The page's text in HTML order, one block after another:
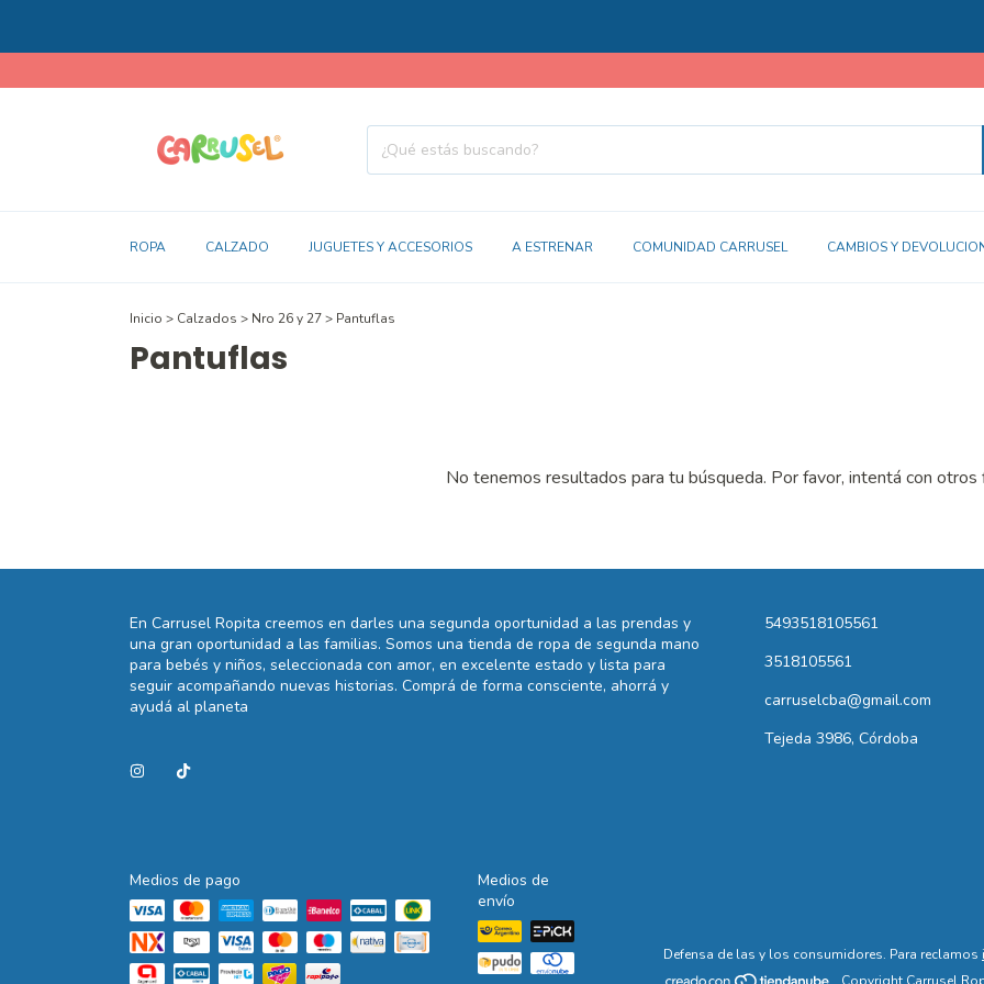
ROPA CALZADO JUGUETES Y ACCESORIOS A ESTRENAR COMUNIDAD CARRUSEL CAMBIOS Y
Inicio > Calzados > Nro 26 y 27> Pantuflas
Pantuflas
No tenemos resultados para tu búsqueda. Por favor, intentá con otros
En Carrusel Ropita creemos en darles una segunda oportunidad a las prendas y
una gran oportunidad a las familias. Somos una tienda de ropa de segunda mano
para bebés y niños, seleccionada con amor, en excelente estado y lista para
seguir acompañando nuevas historias. Comprá de forma consciente, ahorrá y
ayudá al planeta
5493518105561
3518105561
carruselcba@gmail.com
Tejeda 3986, Córdoba
Medios de pago
Medios de
envío
Defensa de las y los consumidores. Para reclamos